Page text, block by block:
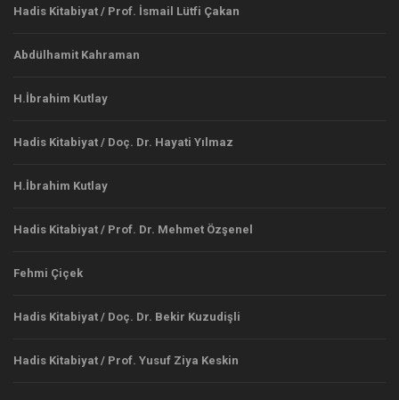
Hadis Kitabiyat / Prof. İsmail Lütfi Çakan
Abdülhamit Kahraman
H.İbrahim Kutlay
Hadis Kitabiyat / Doç. Dr. Hayati Yılmaz
H.İbrahim Kutlay
Hadis Kitabiyat / Prof. Dr. Mehmet Özşenel
Fehmi Çiçek
Hadis Kitabiyat / Doç. Dr. Bekir Kuzudişli
Hadis Kitabiyat / Prof. Yusuf Ziya Keskin